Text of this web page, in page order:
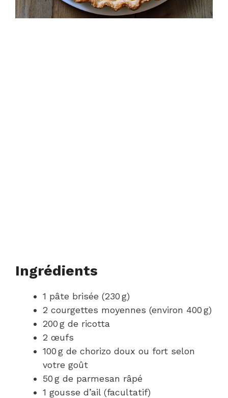
Ingrédients
1 pâte brisée (230 g)
2 courgettes moyennes (environ 400 g)
200 g de ricotta
2 œufs
100 g de chorizo doux ou fort selon
votre goût
50 g de parmesan râpé
1 gousse d’ail (facultatif)